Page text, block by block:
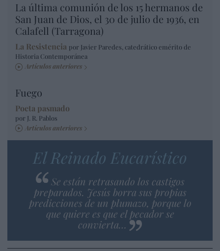
La última comunión de los 15 hermanos de
San Juan de Dios, el 30 de julio de 1936, en
Calafell (Tarragona)
La Resistencia por Javier Paredes, catedrático emérito de
Historia Contemporánea
Artículos anteriores
Fuego
Poeta pasmado
por J. R. Pablos
Artículos anteriores
El Reinado Eucarístico
Se están retrasando los castigos
preparados. Jesús borra sus propias
predicciones de un plumazo, porque lo
que quiere es que el pecador se
convierta…